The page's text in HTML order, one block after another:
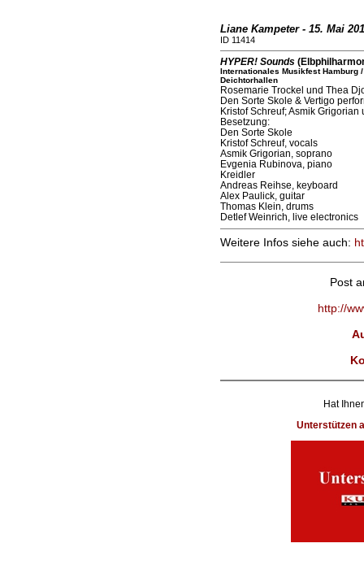
Liane Kampeter - 15. Mai
ID 11414
HYPER! Sounds
Internationales Musikfest Hamburg
Deichtorhallen
Rosemarie Trockel und Thea
Den Sorte Skole & Vertigo
Kristof Schreuf; Asmik
Besetzung:
Den Sorte Skole
Kristof Schreuf, vocals
Asmik Grigorian, soprano
Evgenia Rubinova, piano
Kreidler
Andreas Reihse, keyboard
Alex Paulick, guitar
Thomas Klein, drums
Detlef Weinrich, live electronics
Weitere Infos siehe auch:
Post
http://
Hat
Unterstützen